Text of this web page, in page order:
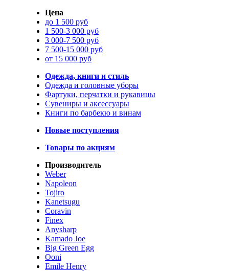
Цена
до 1 500 руб
1 500-3 000 руб
3 000-7 500 руб
7 500-15 000 руб
от 15 000 руб
Одежда, книги и стиль
Одежда и головные уборы
Фартуки, перчатки и рукавицы
Сувениры и аксессуары
Книги по барбекю и винам
Новые поступления
Товары по акциям
Производитель
Weber
Napoleon
Tojiro
Kanetsugu
Coravin
Finex
Anysharp
Kamado Joe
Big Green Egg
Ooni
Emile Henry